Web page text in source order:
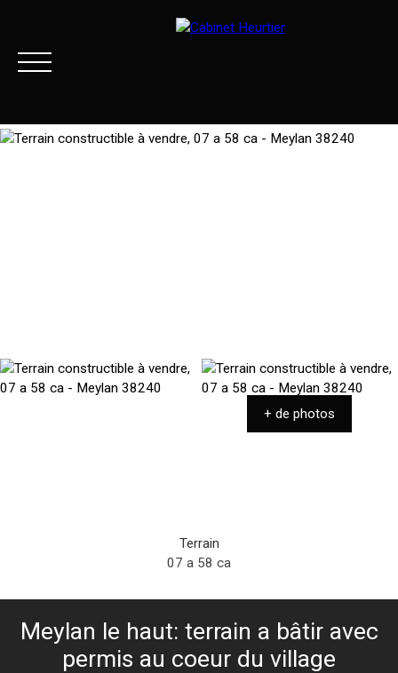
+ de photos
Terrain
07 a 58 ca
Meylan le haut: terrain a bâtir avec
permis au coeur du village